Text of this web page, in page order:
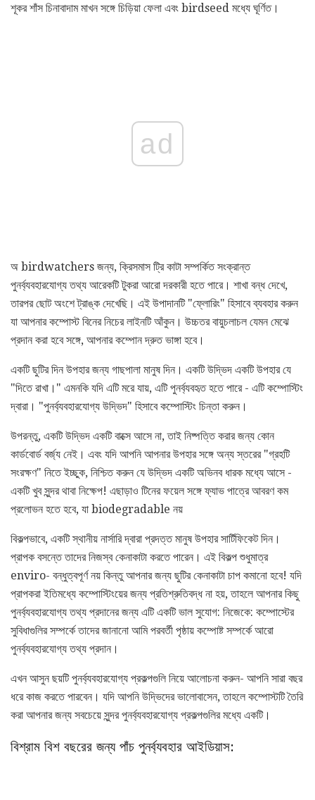
শূকর শাঁস চিনাবাদাম মাখন সঙ্গে চিড়িয়া ফেলা এবং birdseed মধ্যে ঘূর্ণিত।
ad
অ birdwatchers জন্য, ক্রিসমাস ট্রি কাটা সম্পর্কিত সংক্রান্ত
পুনর্ব্যবহারযোগ্য তথ্য আরেকটি টুকরা আরো দরকারী হতে পারে। শাখা বন্ধ দেখে,
তারপর ছোট অংশে ট্রাঙ্ক দেখেছি। এই উপাদানটি "ফ্লোরিং" হিসাবে ব্যবহার করুন
যা আপনার কম্পোস্ট বিনের নিচের লাইনটি আঁকুন। উচ্চতর বায়ুচলাচল যেমন মেঝে
প্রদান করা হবে সঙ্গে, আপনার কম্পোন দ্রুত ভাঙ্গা হবে।
একটি ছুটির দিন উপহার জন্য গাছপালা মানুষ দিন। একটি উদ্ভিদ একটি উপহার যে
"দিতে রাখা।" এমনকি যদি এটি মরে যায়, এটি পুনর্ব্যবহৃত হতে পারে - এটি কম্পোস্টিং
দ্বারা। "পুনর্ব্যবহারযোগ্য উদ্ভিদ" হিসাবে কম্পোস্টিং চিন্তা করুন।
উপরন্তু, একটি উদ্ভিদ একটি বাক্সে আসে না, তাই নিষ্পত্তি করার জন্য কোন
কার্ডবোর্ড বর্জ্য নেই। এবং যদি আপনি আপনার উপহার সঙ্গে অন্য স্তরের "গ্রহটি
সংরক্ষণ" নিতে ইচ্ছুক, নিশ্চিত করুন যে উদ্ভিদ একটি অভিনব ধারক মধ্যে আসে -
একটি খুব সুন্দর থাবা নিক্ষেপ! এছাড়াও টিনের ফয়েল সঙ্গে ফ্যাভ পাত্রে আবরণ কম
প্রলোভন হতে হবে, যা biodegradable নয়
বিকল্পভাবে, একটি স্থানীয় নার্সারি দ্বারা প্রদত্ত মানুষ উপহার সার্টিফিকেট দিন।
প্রাপক বসন্তে তাদের নিজস্ব কেনাকাটা করতে পারেন। এই বিকল্প শুধুমাত্র
enviro- বন্ধুত্বপূর্ণ নয় কিন্তু আপনার জন্য ছুটির কেনাকাটা চাপ কমানো হবে! যদি
প্রাপকরা ইতিমধ্যে কম্পোস্টিংয়ের জন্য প্রতিশ্রুতিবদ্ধ না হয়, তাহলে আপনার কিছু
পুনর্ব্যবহারযোগ্য তথ্য প্রদানের জন্য এটি একটি ভাল সুযোগ: নিজেকে: কম্পোস্টের
সুবিধাগুলির সম্পর্কে তাদের জানানো আমি পরবর্তী পৃষ্ঠায় কম্পোষ্ট সম্পর্কে আরো
পুনর্ব্যবহারযোগ্য তথ্য প্রদান।
এখন আসুন ছয়টি পুনর্ব্যবহারযোগ্য প্রকল্পগুলি নিয়ে আলোচনা করুন- আপনি সারা বছর
ধরে কাজ করতে পারবেন। যদি আপনি উদ্ভিদের ভালোবাসেন, তাহলে কম্পোস্টটি তৈরি
করা আপনার জন্য সবচেয়ে সুন্দর পুনর্ব্যবহারযোগ্য প্রকল্পগুলির মধ্যে একটি।
বিশ্রাম বিশ বছরের জন্য পাঁচ পুনর্ব্যবহার আইডিয়াস: